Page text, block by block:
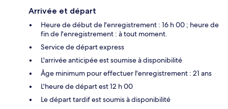
Arrivée et départ
Heure de début de l'enregistrement : 16 h 00 ; heure de
fin de l'enregistrement : à tout moment.
Service de départ express
L'arrivée anticipée est soumise à disponibilité
Âge minimum pour effectuer l'enregistrement : 21 ans
L'heure de départ est 12 h 00
Le départ tardif est soumis à disponibilité